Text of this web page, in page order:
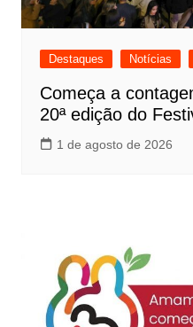
Destaques Notícias
Começa a
20ª edição do
1 de agosto de 2026